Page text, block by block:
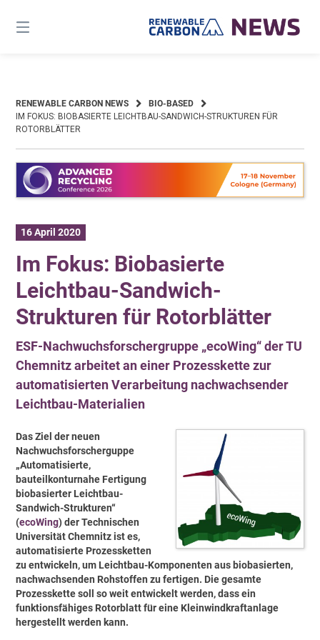
content
RENEWABLE CARBON NEWS
BIO-BASED
IM FOKUS: BIOBASIERTE LEICHTBAU-SANDWICH-STRUKTUREN FÜR
ROTORBLÄTTER
16 April 2020
Im Fokus: Biobasierte
Leichtbau-Sandwich-
Strukturen für Rotorblätter
ESF-Nachwuchsforschergruppe „ecoWing“ der TU
Chemnitz arbeitet an einer Prozesskette zur
automatisierten Verarbeitung nachwachsender
Leichtbau-Materialien
Das Ziel der neuen
Nachwuchsforscherguppe
„Automatisierte,
bauteilkonturnahe Fertigung
biobasierter Leichtbau-
Sandwich-Strukturen“
(ecoWing) der Technischen
Universität Chemnitz ist es,
automatisierte Prozessketten
zu entwickeln, um Leichtbau-Komponenten aus biobasierten,
nachwachsenden Rohstoffen zu fertigen. Die gesamte
Prozesskette soll so weit entwickelt werden, dass ein
funktionsfähiges Rotorblatt für eine Kleinwindkraftanlage
hergestellt werden kann.